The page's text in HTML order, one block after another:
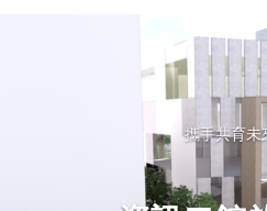
攜手共育未